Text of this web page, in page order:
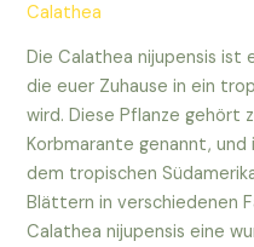
Calathea
Die Calathea nijupensis ist
die euer Zuhause in ein
wird. Diese Pflanze gehört
Korbmarante genannt,
dem tropischen
Blättern in verschiedenen
Calathea nijupensis eine